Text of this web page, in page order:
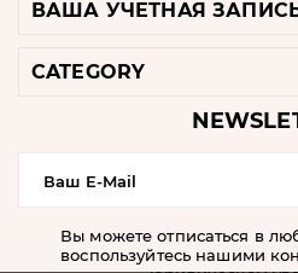
ВАША УЧЕТНАЯ
CATEGORY
Вы можете отписаться в
воспользуйтесь нашими